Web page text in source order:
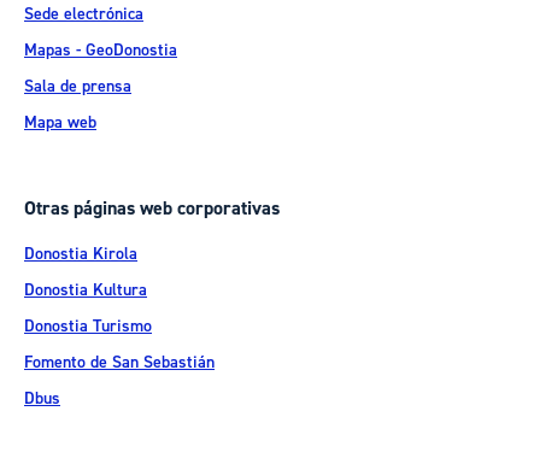
Sede electrónica
Mapas - GeoDonostia
Sala de prensa
Mapa web
Otras páginas web corporativas
Donostia Kirola
Donostia Kultura
Donostia Turismo
Fomento de San Sebastián
Dbus